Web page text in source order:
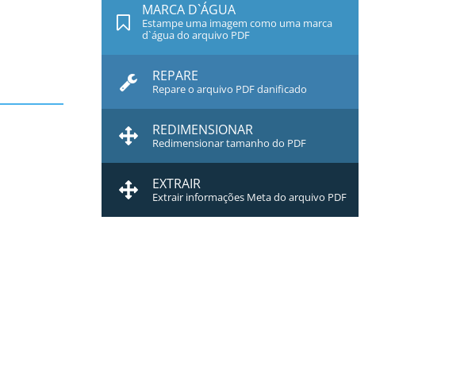
MARCA D`ÁGUA
Estampe uma imagem como uma marca
d`água do arquivo PDF
REPARE
Repare o arquivo PDF danificado
REDIMENSIONAR
Redimensionar tamanho do PDF
EXTRAIR
Extrair informações Meta do arquivo PDF